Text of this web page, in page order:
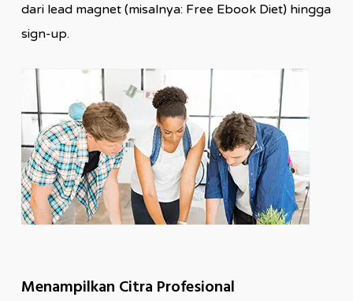
dari lead magnet (misalnya: Free Ebook Diet) hingga
sign-up.
Menampilkan Citra Profesional